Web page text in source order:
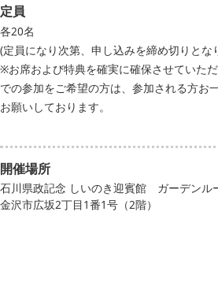
定員
各20名
(定員になり次第、申し込みを締め切りとな
※お席および特典を確実に確保させていた
での参加をご希望の方は、参加される方お
お願いしております。
開催場所
石川県政記念 しいのき迎賓館 ガーデンル
金沢市広坂2丁目1番1号（2階）